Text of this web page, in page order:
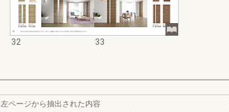
32 33
左ページから抽出された内容